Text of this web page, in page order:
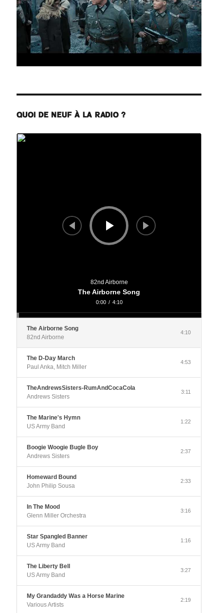
QUOI DE NEUF À LA RADIO ?
Lecteur
audio
82nd Airborne
The Airborne Song
0:00 / 4:10
The Airborne Song
82nd Airborne
4:10
The D-Day March
Paul Anka, Mitch Miller
4:53
TheAndrewsSisters-RumAndCocaCola
Andrews Sisters
3:11
The Marine's Hymn
US Army Band
1:22
Boogie Woogie Bugle Boy
Andrews Sisters
2:37
Homeward Bound
John Philip Sousa
2:33
In The Mood
Glenn Miller Orchestra
3:16
Star Spangled Banner
US Army Band
1:16
The Liberty Bell
US Army Band
3:27
My Grandaddy Was a Horse Marine
Various Artists
2:19